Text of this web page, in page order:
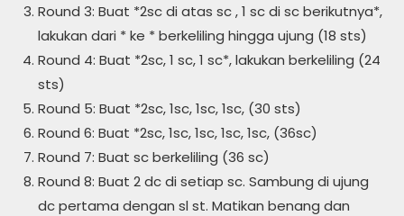
Round 3: Buat *2sc di atas sc , 1 sc di sc berikutnya*,
lakukan dari * ke * berkeliling hingga ujung (18 sts)
Round 4: Buat *2sc, 1 sc, 1 sc*, lakukan berkeliling (24
sts)
Round 5: Buat *2sc, 1sc, 1sc, 1sc, (30 sts)
Round 6: Buat *2sc, 1sc, 1sc, 1sc, 1sc, (36sc)
Round 7: Buat sc berkeliling (36 sc)
Round 8: Buat 2 dc di setiap sc. Sambung di ujung
dc pertama dengan sl st. Matikan benang dan